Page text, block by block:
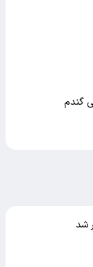
گندم
شد